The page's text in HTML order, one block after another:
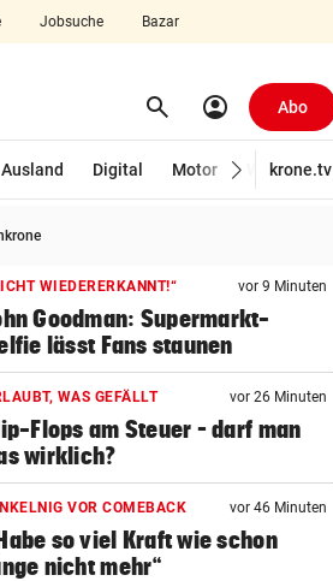
Jobsuche Bazar
search Suchen
account_circle Abo
Ausland Digital Motor Wirtschaft
krone.tv
WIEDERERKANNT!“ vor 9 Minuten
Goodman: Supermarkt-
lässt Fans staunen
WAS GEFÄLLT vor 26 Minuten
Flops am Steuer – darf man
wirklich?
VOR COMEBACK vor 46 Minuten
so viel Kraft wie schon
nicht mehr“